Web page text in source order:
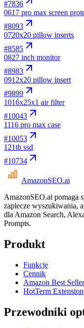
#7836
0617 pro max screen
#8093
0720x20 pillow inserts
#8585
0827 inch monitor
#8983
0912x20 pillow insert
#9899
1016x25x1 air filter
#10043
1116 pro max case
#10053
121tb ssd
#10734
AmazonSEO.ai
AmazonSEO.ai pomaga
zaplecze wyszukiwania,
dla Amazon Search,
Prompts.
Produkt
Funkcje
Cennik
Amazon Best
HotTerm Extension
Przewodniki